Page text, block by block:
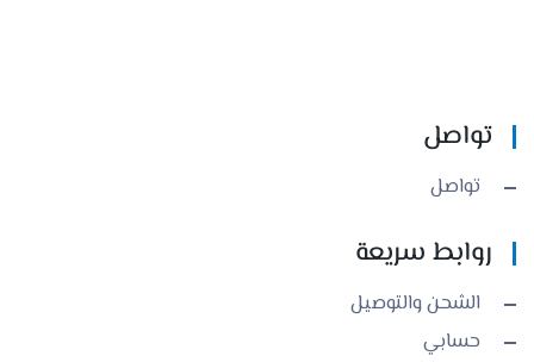
تواصل
تواصل
روابط سريعة
الشحن والتوصيل
حسابي